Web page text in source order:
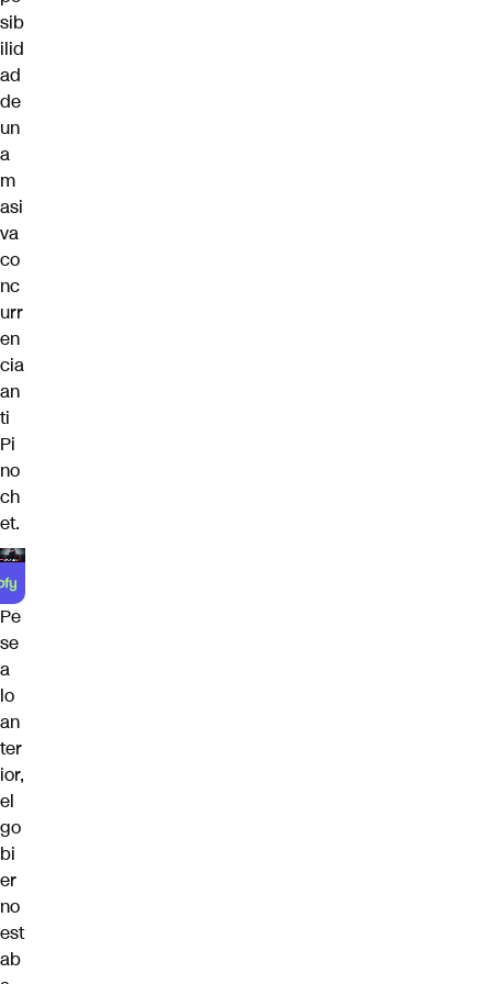
sib
ilid
ad
de
un
a
m
asi
va
co
nc
urr
en
cia
an
ti
Pi
no
ch
et.
Pe
se
a
lo
an
ter
ior,
el
go
bi
er
no
est
ab